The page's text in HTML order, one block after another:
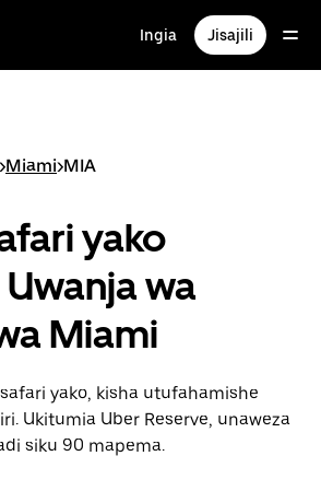
Ingia Jisajili
>Miami>MIA
yako
wa
Miami
yako, kisha utufahamishe
Ukitumia Uber Reserve, unaweza
siku 90 mapema.